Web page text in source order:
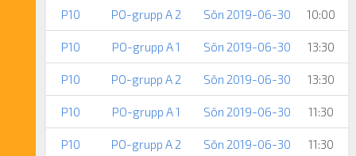
P10 PO-grupp A 2 Sön 2019-06-30 10:00
P10 PO-grupp A 1 Sön 2019-06-30 13:30
P10 PO-grupp A 2 Sön 2019-06-30 13:30
P10 PO-grupp A 1 Sön 2019-06-30 11:30
P10 PO-grupp A 2 Sön 2019-06-30 11:30